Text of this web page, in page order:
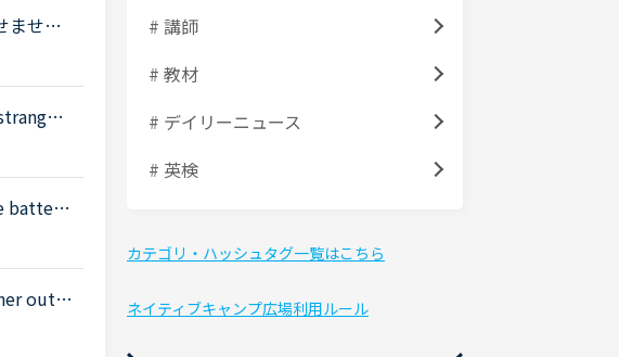
ませ
for t
b
wer
batteri
だ
out o
cla
# 講師
# 教材
# デイリーニュース
# 英検
カテゴリ・ハッシュタグ一覧はこちら
ネイティブキャンプ広場利用ルール